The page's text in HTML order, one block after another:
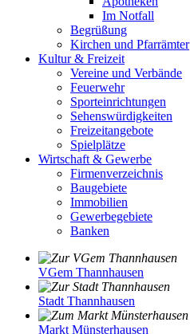
Im Notfall
Begrüßung
Kirchen und Pfarrämter
Kultur & Freizeit
Vereine und Verbände
Feuerwehr
Sporteinrichtungen
Sehenswürdigkeiten
Freizeitangebote
Spielplätze
Wirtschaft & Gewerbe
Firmenverzeichnis
Baugebiete
Immobilien
Gewerbegebiete
Banken
VGem Thannhausen
Stadt Thannhausen
Markt Münsterhausen